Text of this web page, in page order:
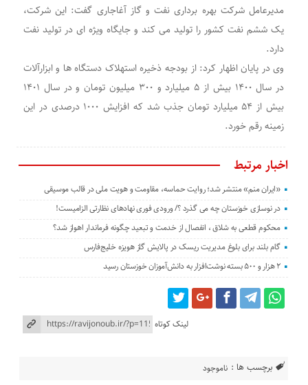
مدیرعامل شرکت بهره برداری نفت و گاز آغاجاری گفت: این شرکت،
یک ششم نفت کشور را تولید می کند و جایگاه ویژه ای در تولید نفت
دارد.
وی در پایان اظهار کرد: از بودجه ذخیره استهلاک دستگاه ها و ابزارآلات
در سال ۱۴٠٠ بیش از ۵ میلیارد و ۳٠٠ میلیون تومان و در سال ۱۴٠۱
بیش از ۵۴ میلیارد تومان جذب شد که افزایش ۱٠٠٠ درصدی در این
زمینه رقم خورد.
اخبار مرتبط
«ایران منم» منتشر شد؛ روایت حماسه، مقاومت و هویت ملی در قالب موسیقی
در نوسازی خوزستان چه می گذرد ؟/ ورودی فوری نهادهای نظارتی الزامیست!
محکوم قطعی به شلاق ، انفصال از خدمت و تبعید چگونه فرماندار اهواز شد؟
گام بلند برای بلوغ مدیریت ریسک در پالایش گاز هویزه خلیج‌فارس
۲ هزار و ۵۰۰ بسته نوشت‌افزار به دانش‌آموزان خوزستان رسید
لینک کوتاه
برچسب ها : ناموجود